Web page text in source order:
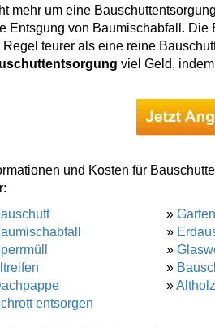
mehr um eine
Entsgung von Baumischabfall.
Regel teurer als eine reine
viel Geld,
und Kosten für
entsorgen
»
»
»
»
»Altholz